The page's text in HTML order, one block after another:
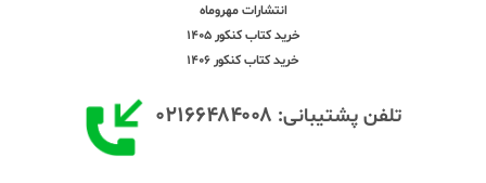
انتشارات مهروماه
خرید کتاب کنکور 1405
خرید کتاب کنکور 1406
تلفن پشتیبانی: ۰۲۱۶۶۴۸۴۰۰۸